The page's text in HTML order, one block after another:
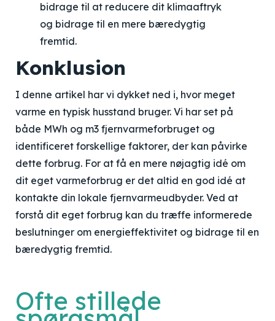
bidrage til at reducere dit klimaaftryk
og bidrage til en mere bæredygtig
fremtid.
Konklusion
I denne artikel har vi dykket ned i, hvor meget
varme en typisk husstand bruger. Vi har set på
både MWh og m3 fjernvarmeforbruget og
identificeret forskellige faktorer, der kan påvirke
dette forbrug. For at få en mere nøjagtig idé om
dit eget varmeforbrug er det altid en god idé at
kontakte din lokale fjernvarmeudbyder. Ved at
forstå dit eget forbrug kan du træffe informerede
beslutninger om energieffektivitet og bidrage til en
bæredygtig fremtid.
Ofte stillede